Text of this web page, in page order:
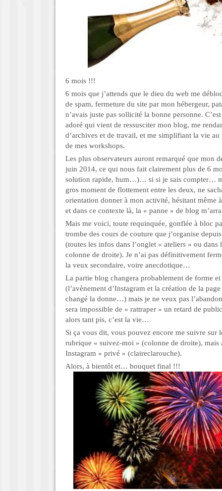
6 mois !!!
6 mois que j’attends que le dieu du web me
de spam, fermeture du site par mon hébergeur,
n’avais juste pas sollicité la bonne personne.
adoré qui vient de ressusciter mon blog, me
d’archives et de travail, et me simplifiant la vie au
de mes workshops.
Les plus observateurs auront remarqué que mon
juin 2014, ce qui nous fait clairement plus de 6
solution rapide, hum…)… si si je sais compter…
gros moment de flottement entre les deux, ne
orientation donner à mon activité, hésitant même
et dans ce contexte là, la « panne » de blog
Mais me voici, toute requinquée, gonflée à bloc
trombe des cours de couture que j’organise
(toutes les infos dans l’onglet « ateliers » ou dans
colonne de droite). Je n’ai pas définitivement
la veux secondaire, voire anecdotique…
La partie blog changera probablement de forme
(l’avènement d’Instagram et la création de la
changé la donne…) mais je ne veux pas
sera impossible de « rattraper » un retard de
alors tant pis, c’est la vie…
Si ça vous dit, vous pouvez encore me suivre sur
rubrique « suivez-moi » (colonne de droite), mais
Instagram « privé » (claireclarouche).
Alors, à bientôt et… bouquet final !!!